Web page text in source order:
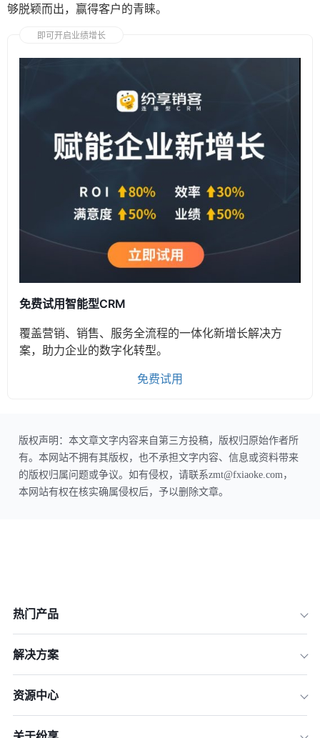
够脱颖而出，赢得客户的青睐。
即可开启业绩增长
免费试用智能型CRM
覆盖营销、销售、服务全流程的一体化新增长解决方
案，助力企业的数字化转型。
免费试用
版权声明：本文章文字内容来自第三方投稿，版权归原始作者所
有。本网站不拥有其版权，也不承担文字内容、信息或资料带来
的版权归属问题或争议。如有侵权，请联系zmt@fxiaoke.com，
本网站有权在核实确属侵权后，予以删除文章。
热门产品
解决方案
资源中心